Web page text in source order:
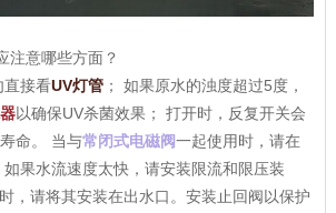
注意哪些方面？
直接看UV灯管； 如果原水的浊度超过5度，
以确保UV杀菌效果； 打开时，反复开关会
命。 当与常闭式电磁阀一起使用时，请在
果水流速度太快，请安装限流和限压装
，请将其安装在出水口。安装止回阀以保护